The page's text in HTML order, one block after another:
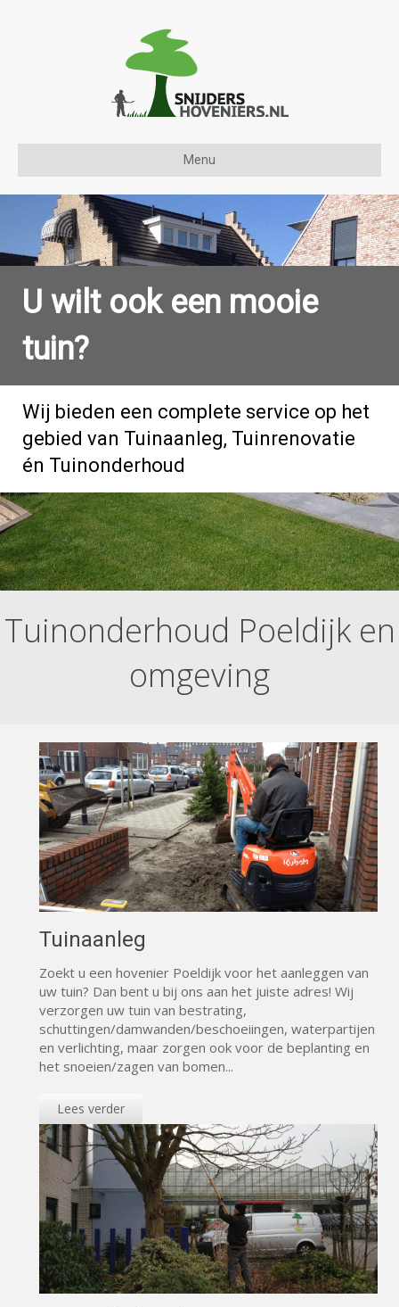
Menu
U wilt ook een mooie
tuin?
Wij bieden een complete service op het
gebied van Tuinaanleg, Tuinrenovatie
én Tuinonderhoud
Tuinonderhoud Poeldijk en
omgeving
Tuinaanleg
Zoekt u een hovenier Poeldijk voor het aanleggen van
uw tuin? Dan bent u bij ons aan het juiste adres! Wij
verzorgen uw tuin van bestrating,
schuttingen/damwanden/beschoeiingen, waterpartijen
en verlichting, maar zorgen ook voor de beplanting en
het snoeien/zagen van bomen...
Lees verder